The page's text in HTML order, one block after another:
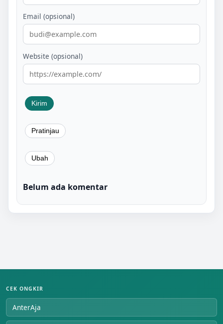
Email (opsional)
Website (opsional)
Belum ada komentar
CEK ONGKIR
AnterAja